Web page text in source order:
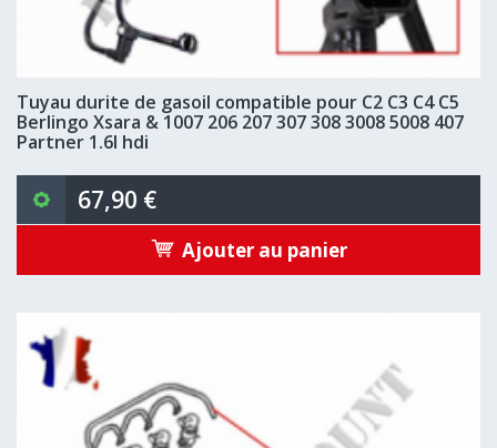
Tuyau durite de gasoil compatible pour C2 C3 C4 C5
Berlingo Xsara & 1007 206 207 307 308 3008 5008 407
Partner 1.6l hdi
67,90 €
Ajouter au panier